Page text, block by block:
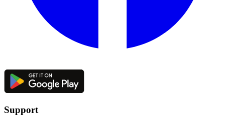
Support